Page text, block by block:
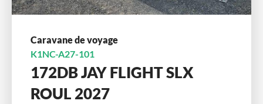
Caravane de voyage
K1NC-A27-101
172DB JAY FLIGHT SLX
ROUL 2027